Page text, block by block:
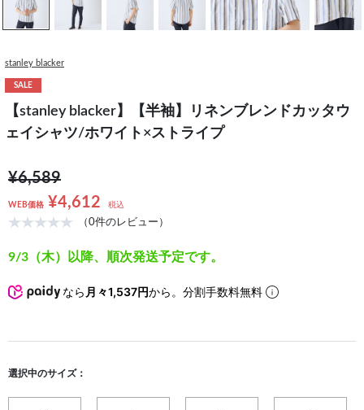
stanley blacker
SALE
【stanley blacker】【半袖】リネンブレンドカッタウ
ェイシャツ/ホワイト×ストライプ
¥6,589
WEB価格 ¥4,612 税込
（0件のレビュー）
9/3（木）以降、順次発送予定です。
なら 月々1,537円から。分割手数料無料
選択中のサイズ：